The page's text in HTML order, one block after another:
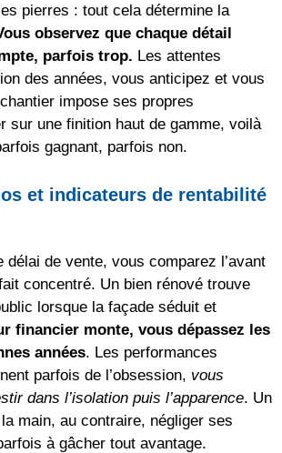
pierres : tout cela détermine la
observez que chaque détail
parfois trop. Les attentes
des années, vous anticipez et vous
impose ses propres
sur une finition haut de gamme, voilà
gagnant, parfois non.
et indicateurs de rentabilité
délai de vente, vous comparez l’avant
concentré. Un bien rénové trouve
lorsque la façade séduit et
financier monte, vous dépassez les
années. Les performances
parfois de l’obsession, vous
dans l’isolation puis l’apparence. Un
main, au contraire, négliger ses
à gâcher tout avantage.